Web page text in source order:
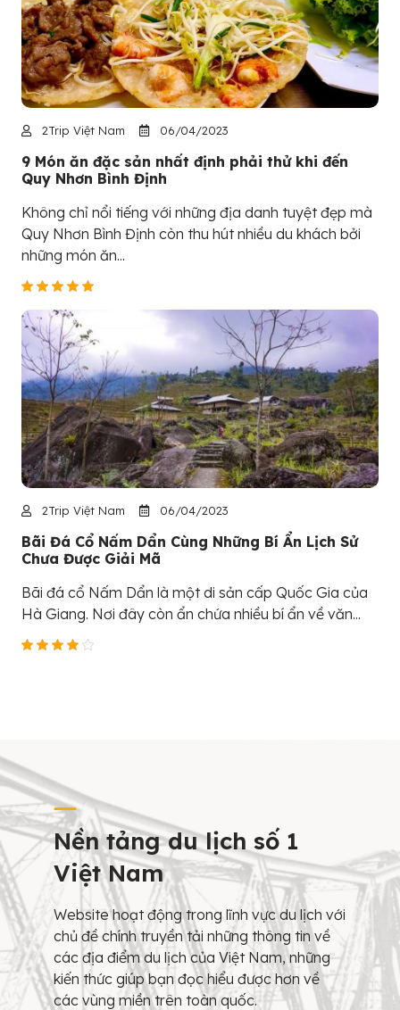
2Trip Việt Nam 06/04/2023
9 Món ăn đặc sản nhất định phải thử khi đến
Quy Nhơn Bình Định
Không chỉ nổi tiếng với những địa danh tuyệt đẹp mà
Quy Nhơn Bình Định còn thu hút nhiều du khách bởi
những món ăn...
2Trip Việt Nam 06/04/2023
Bãi Đá Cổ Nấm Dẩn Cùng Những Bí Ẩn Lịch Sử
Chưa Được Giải Mã
Bãi đá cổ Nấm Dẩn là một di sản cấp Quốc Gia của
Hà Giang. Nơi đây còn ẩn chứa nhiều bí ẩn về văn...
Nền tảng du lịch số 1
Việt Nam
Website hoạt động trong lĩnh vực du lịch với
chủ đề chính truyền tải những thông tin về
các địa điểm du lịch của Việt Nam, những
kiến thức giúp bạn đọc hiểu được hơn về
các vùng miền trên toàn quốc.